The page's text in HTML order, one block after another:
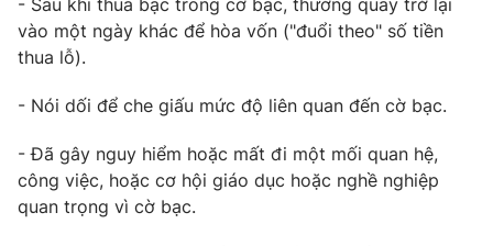
- Sau khi thua bạc trong cờ bạc, thường quay trở lại
vào một ngày khác để hòa vốn ("đuổi theo" số tiền
thua lỗ).
- Nói dối để che giấu mức độ liên quan đến cờ bạc.
- Đã gây nguy hiểm hoặc mất đi một mối quan hệ,
công việc, hoặc cơ hội giáo dục hoặc nghề nghiệp
quan trọng vì cờ bạc.